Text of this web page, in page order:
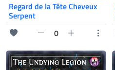
Regard de la Tête Cheveux
Serpent
0